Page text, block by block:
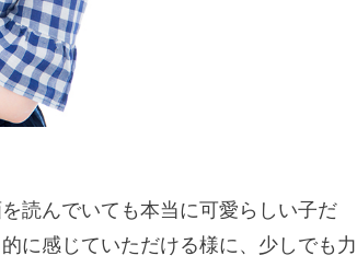
読んでいても本当に可愛らしい子だ
に感じていただける様に、少しでも力